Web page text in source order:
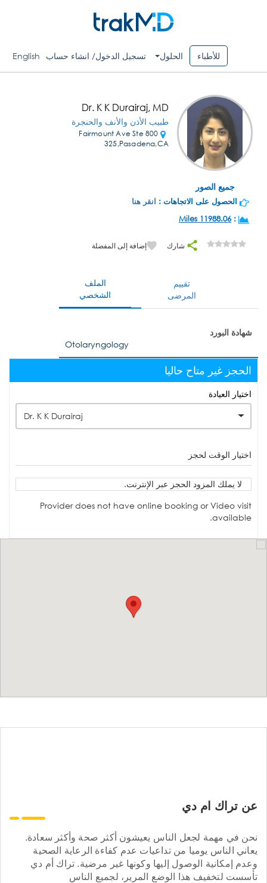
للأطباء الحلول تسجيل الدخول/ انشاء حساب English
جميع الصور
Dr. K K Durairaj, MD
طبيب الأذن والأنف والحنجرة
800 Fairmount Ave Ste
325,Pasadena,CA
الحصول على الاتجاهات : انقر هنا
:
11988.06 Miles
شارك إضافة إلى المفضلة
الملف
الشخصي
تقييم
المرضى
شهادة البورد
Otolaryngology
الحجز غير متاح حاليا
اختيار العيادة
Dr. K K Durairaj
اختيار الوقت لحجز
لا يملك المزود الحجز عبر الإنترنت.
Provider does not have online booking or Video visit
available.
عن تراك ام دي
نحن في مهمة لجعل الناس يعيشون أكثر صحة وأكثر سعادة.
يعاني الناس يوميا من تداعيات عدم كفاءة الرعاية الصحية
وعدم إمكانية الوصول إليها وكونها غير مرضية. تراك أم دي
تأسست لتخفيف هذا الوضع المرير، لجميع الناس